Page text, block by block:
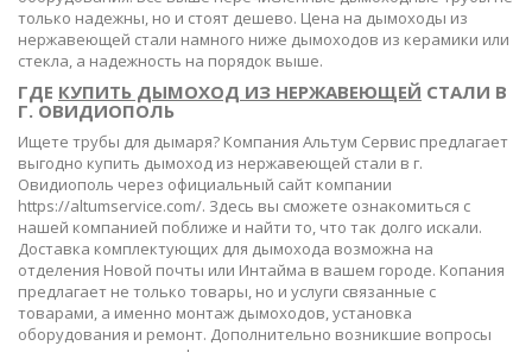
только надежны, но и стоят дешево. Цена на дымоходы из
нержавеющей стали намного ниже дымоходов из керамики или
стекла, а надежность на порядок выше.
ГДЕ КУПИТЬ ДЫМОХОД ИЗ НЕРЖАВЕЮЩЕЙ СТАЛИ В
Г. ОВИДИОПОЛЬ
Ищете трубы для дымаря? Компания Альтум Сервис предлагает
выгодно купить дымоход из нержавеющей стали в г.
Овидиополь через официальный сайт компании
https://altumservice.com/. Здесь вы сможете ознакомиться с
нашей компанией поближе и найти то, что так долго искали.
Доставка комплектующих для дымохода возможна на
отделения Новой почты или Интайма в вашем городе. Копания
предлагает не только товары, но и услуги связанные с
товарами, а именно монтаж дымоходов, установка
оборудования и ремонт. Дополнительно возникшие вопросы